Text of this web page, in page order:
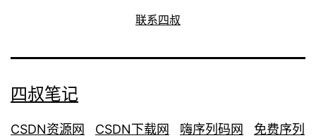
联系四叔
四叔笔记
CSDN资源网 CSDN下载网 嗨序列码网
免费序列